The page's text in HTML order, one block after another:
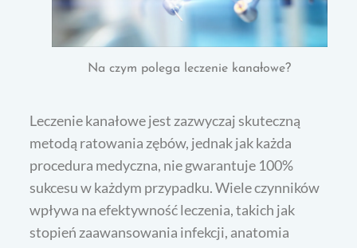
Na czym polega leczenie kanałowe?
Leczenie kanałowe jest zazwyczaj skuteczną
metodą ratowania zębów, jednak jak każda
procedura medyczna, nie gwarantuje 100%
sukcesu w każdym przypadku. Wiele czynników
wpływa na efektywność leczenia, takich jak
stopień zaawansowania infekcji, anatomia